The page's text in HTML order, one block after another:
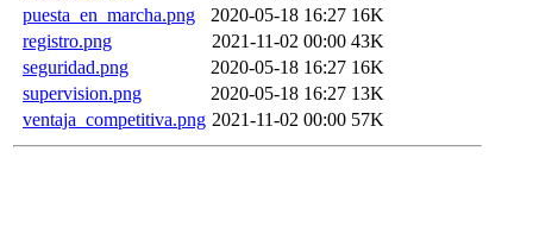
puesta_en_marcha.png
2020-05-18 16:27 16K
registro.png
2021-11-02 00:00 43K
seguridad.png
2020-05-18 16:27 16K
supervision.png
2020-05-18 16:27 13K
ventaja_competitiva.png 2021-11-02 00:00 57K